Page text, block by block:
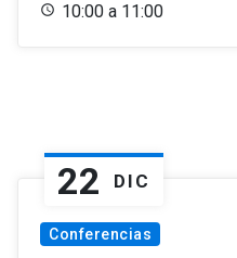
10:00 a 11:00
22 DIC
Conferencias